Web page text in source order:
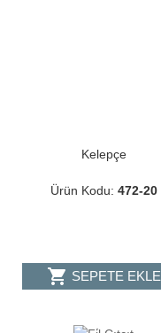
Kelepçe
Ürün Kodu: 472-20
shopping_cart SEPETE EKLE